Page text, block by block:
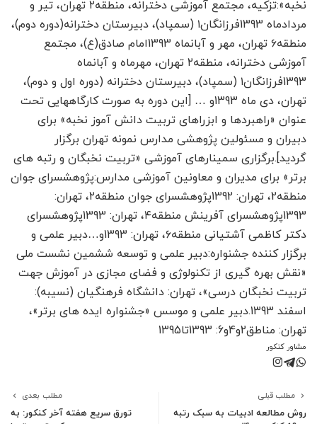
نخبه»:تزکیه، مجتمع آموزشی دخترانه، منطقه۲ تهران، تیر و
مردادماه 1393فرزانگان۱ (سمپاد)، دبیرستان دخترانه(دوره دوم)،
منطقه۶ تهران، مهر و آبان­ماه 1393امام صادق(ع)، مجتمع
آموزشی دخترانه، منطقه۲ تهران، مهرماه و آبان­ماه
1393فرزانگان۱ (سمپاد)، دبیرستان دخترانه (دوره اول و دوم)،
تهران، دی ماه 1393و … [این دوره به صورت کارگاه­هایی تحت
عنوان «راهبردها و ابزراهای تربیت دانش آموز نخبه» برای
دبیران و مسئولین پژوهشی مدارس نمونه تهران برگزار
گردید].برگزاری سمینارهای آموزشی «تربیت نخبگان و رتبه های
برتر» برای مدیران و معاونین آموزشی مدارس:پژوهشسرای جوان
منطقه2، تهران: 1392پژوهشسرای جوان منطقه۲، تهران:
1393پژوهشسرای آفرینش منطقه۴، تهران: 1393پژوهشسرای
دکتر کاظمی آشتیانی منطقه۶، تهران: 1393و…دبیر علمی و
برگزار کننده جشنواره:دبیر علمی و توسعه ششمین نشست ملی
«نقش بهره گیری از تکنولوژی و فضای مجازی در آموزش جهت
تربیت نخبگان درسی»، تهران: دانشگاه فرهنگیان (نسیبه):
اسفند 1393.دبیر علمی و موسس «جشنواره ایده های برتر»،
تهران: مناطق2و4و6: 1393تا1395
مشاور کنکور
مطلب قبلی
روش مطالعه ادبیات به سبک رتبه
مطلب بعدی
تورق سریع هفته آخر کنکور: به